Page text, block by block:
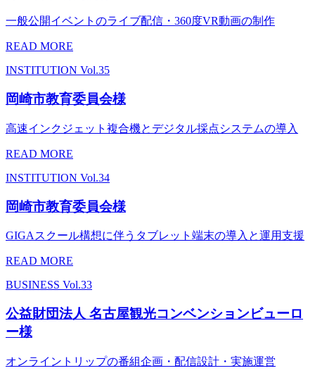
一般公開イベントのライブ配信・360度VR動画の制作
READ MORE
INSTITUTION Vol.35
岡崎市教育委員会様
高速インクジェット複合機とデジタル採点システムの導入
READ MORE
INSTITUTION Vol.34
岡崎市教育委員会様
GIGAスクール構想に伴うタブレット端末の導入と運用支援
READ MORE
BUSINESS Vol.33
公益財団法人 名古屋観光コンベンションビューロ
ー様
オンライントリップの番組企画・配信設計・実施運営